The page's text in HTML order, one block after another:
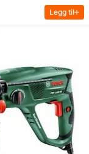
Legg til